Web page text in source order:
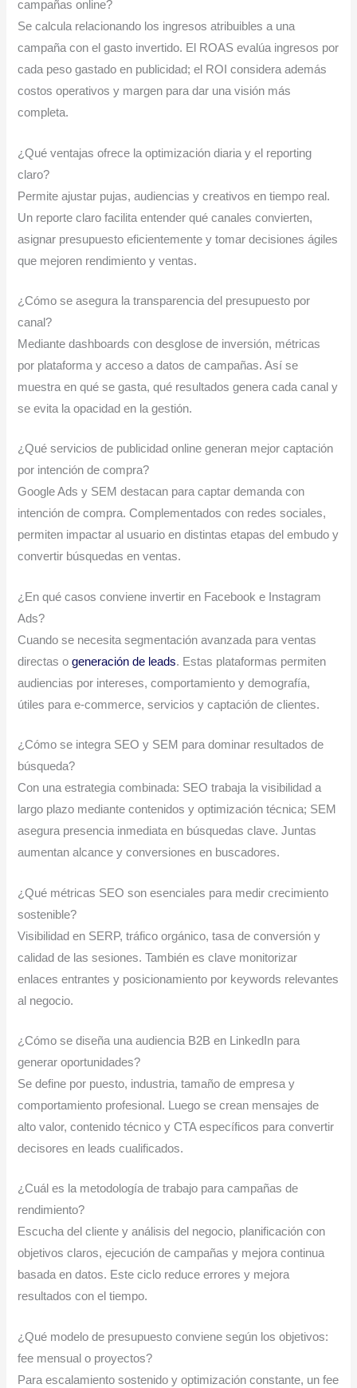
campañas online?
Se calcula relacionando los ingresos atribuibles a una
campaña con el gasto invertido. El ROAS evalúa ingresos por
cada peso gastado en publicidad; el ROI considera además
costos operativos y margen para dar una visión más
completa.
¿Qué ventajas ofrece la optimización diaria y el reporting
claro?
Permite ajustar pujas, audiencias y creativos en tiempo real.
Un reporte claro facilita entender qué canales convierten,
asignar presupuesto eficientemente y tomar decisiones ágiles
que mejoren rendimiento y ventas.
¿Cómo se asegura la transparencia del presupuesto por
canal?
Mediante dashboards con desglose de inversión, métricas
por plataforma y acceso a datos de campañas. Así se
muestra en qué se gasta, qué resultados genera cada canal y
se evita la opacidad en la gestión.
¿Qué servicios de publicidad online generan mejor captación
por intención de compra?
Google Ads y SEM destacan para captar demanda con
intención de compra. Complementados con redes sociales,
permiten impactar al usuario en distintas etapas del embudo y
convertir búsquedas en ventas.
¿En qué casos conviene invertir en Facebook e Instagram
Ads?
Cuando se necesita segmentación avanzada para ventas
directas ogeneración de leads. Estas plataformas permiten
audiencias por intereses, comportamiento y demografía,
útiles para e-commerce, servicios y captación de clientes.
¿Cómo se integra SEO y SEM para dominar resultados de
búsqueda?
Con una estrategia combinada: SEO trabaja la visibilidad a
largo plazo mediante contenidos y optimización técnica; SEM
asegura presencia inmediata en búsquedas clave. Juntas
aumentan alcance y conversiones en buscadores.
¿Qué métricas SEO son esenciales para medir crecimiento
sostenible?
Visibilidad en SERP, tráfico orgánico, tasa de conversión y
calidad de las sesiones. También es clave monitorizar
enlaces entrantes y posicionamiento por keywords relevantes
al negocio.
¿Cómo se diseña una audiencia B2B en LinkedIn para
generar oportunidades?
Se define por puesto, industria, tamaño de empresa y
comportamiento profesional. Luego se crean mensajes de
alto valor, contenido técnico y CTA específicos para convertir
decisores en leads cualificados.
¿Cuál es la metodología de trabajo para campañas de
rendimiento?
Escucha del cliente y análisis del negocio, planificación con
objetivos claros, ejecución de campañas y mejora continua
basada en datos. Este ciclo reduce errores y mejora
resultados con el tiempo.
¿Qué modelo de presupuesto conviene según los objetivos:
fee mensual o proyectos?
Para escalamiento sostenido y optimización constante, un fee